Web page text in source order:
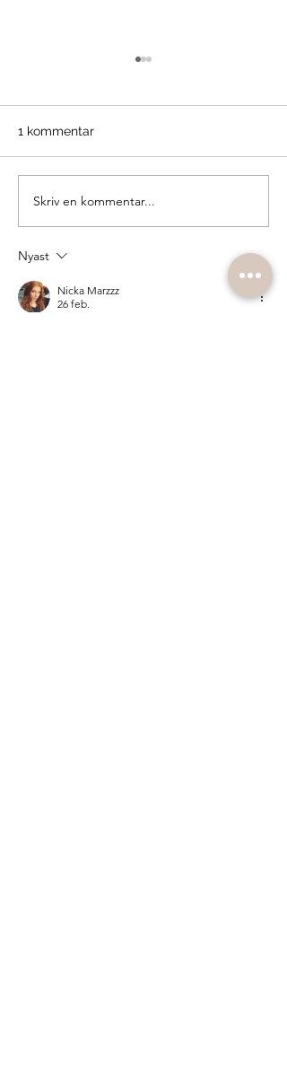
Ät rätt och må bättre
under graviditeten
1 kommentar
Skriv en kommentar...
Nyast
Nicka Marzzz
26 feb.